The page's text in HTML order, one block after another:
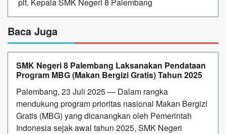
Baca Juga
SMK Negeri 8 Palembang Laksanakan Pendataan
Program MBG (Makan Bergizi Gratis) Tahun 2025
Palembang, 23 Juli 2025 — Dalam rangka
mendukung program prioritas nasional Makan Bergizi
Gratis (MBG) yang dicanangkan oleh Pemerintah
Indonesia sejak awal tahun 2025, SMK Negeri